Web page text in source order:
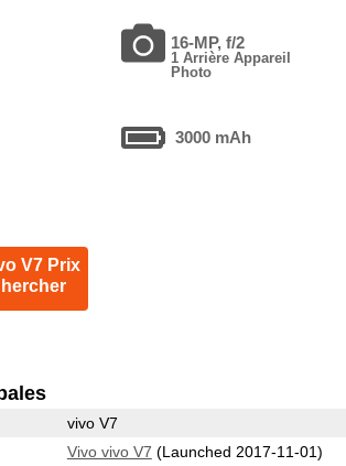
16-MP, f/2
1 Arrière Appareil
Photo
3000 mAh
V7 Prix
vivo V7
Vivo vivo V7 (Launched 2017-11-01)